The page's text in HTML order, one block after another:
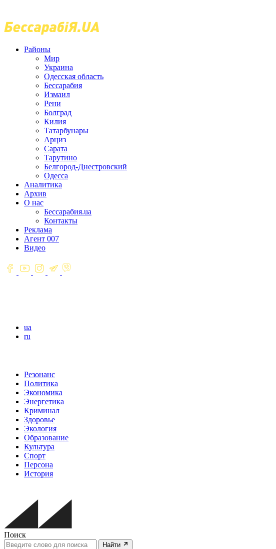
Районы
Мир
Украина
Одесская область
Бессарабия
Измаил
Рени
Болград
Килия
Татарбунары
Арциз
Сарата
Тарутино
Белгород-Днестровский
Одесса
Аналитика
Архив
О нас
Бессарабия.ua
Контакты
Реклама
Агент 007
Видео
ua
ru
Резонанс
Политика
Экономика
Энергетика
Криминал
Здоровье
Экология
Образование
Культура
Спорт
Персона
История
Поиск
Найти